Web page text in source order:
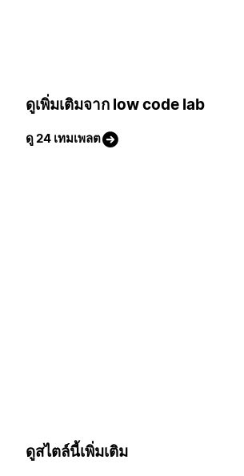
ดูเพิ่มเติมจาก low code lab
ดู 24 เทมเพลต
ดูสไตล์นี้เพิ่มเติม